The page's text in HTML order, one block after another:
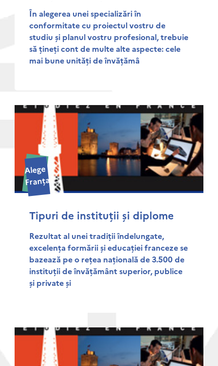
În alegerea unei specializări în
conformitate cu proiectul vostru de
studiu și planul vostru profesional, trebuie
să țineți cont de multe alte aspecte: cele
mai bune unități de învățămâ
Alege
Franța
Tipuri de instituții și diplome
Rezultat al unei tradiții îndelungate,
excelența formării și educației franceze se
bazează pe o rețea națională de 3.500 de
instituții de învățământ superior, publice
și private și